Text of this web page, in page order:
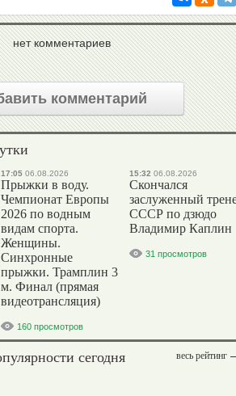
нет комментариев
комментарий
17:05 06.08.2026
Прыжки в воду.
Чемпионат Европы
2026 по водным
видам спорта.
Женщины.
Синхронные
прыжки. Трамплин 3
м. Финал (прямая
видеотрансляция)
160 просмотров
15:32 06.08.2026
Скончался
заслуженный
СССР по дзюдо
Владимир Каплин
31 просмотров
весь рейтинг
сегодня